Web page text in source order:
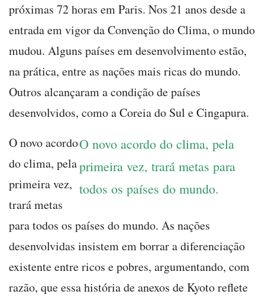
próximas 72 horas em Paris. Nos 21 anos desde a
entrada em vigor da Convenção do Clima, o mundo
mudou. Alguns países em desenvolvimento estão,
na prática, entre as nações mais ricas do mundo.
Outros alcançaram a condição de países
desenvolvidos, como a Coreia do Sul e Cingapura.
O novo acordo do clima, pela
primeira vez, trará metas para
todos os países do mundo.
O novo acordo
do clima, pela
primeira vez,
trará metas
para todos os países do mundo. As nações
desenvolvidas insistem em borrar a diferenciação
existente entre ricos e pobres, argumentando, com
razão, que essa história de anexos de Kyoto reflete